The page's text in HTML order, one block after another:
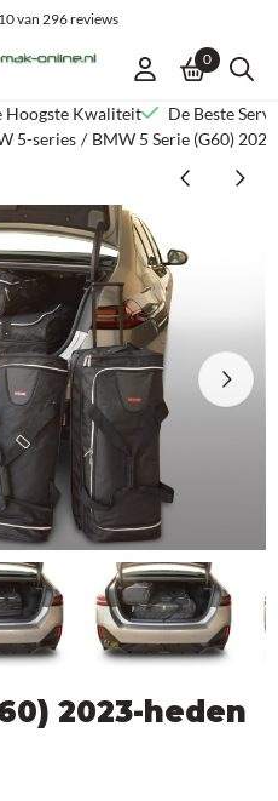
Kies instellingen of sta alle
van296reviews
0
Hoogste Kwaliteit
De Beste
5-series / BMW 5 Serie (G60)
2023-heden